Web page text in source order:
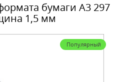
бумаги А3 297
1,5 мм
Популярный